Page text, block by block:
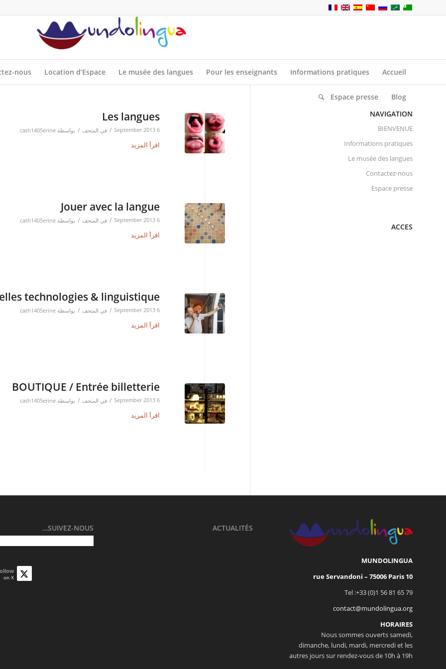
Accueil
Informations pratiques
Pour les enseignants
Le musée des langues
Location d’Espace
nous
Blog
Espace presse
Les langues
6 September 2013
/ في المتحف / بواسطة cath1405erine
اقرأ المزيد
Jouer avec la langue
6 September 2013
/ في المتحف / بواسطة cath1405erine
اقرأ المزيد
technologies & linguistique
6 September 2013
/ في المتحف / بواسطة cath1405erine
اقرأ المزيد
BOUTIQUE / Entrée billetterie
6 September 2013
/ في المتحف / بواسطة cath1405erine
اقرأ المزيد
NAVIGATION
BIENVENUE
Informations pratiques
Le musée des langues
Contactez-nous
Espace presse
ACCES
MUNDOLINGUA
10 rue Servandoni – 75006 Paris
Tel :+33 (0)1 56 81 65 79
contact@mundolingua.org
HORAIRES
Nous sommes ouverts samedi,
dimanche, lundi, mardi, mercredi et les
autres jours sur rendez-vous de 10h à 19h
ACTUALITÉS
SUIVEZ-NOUS…
on X